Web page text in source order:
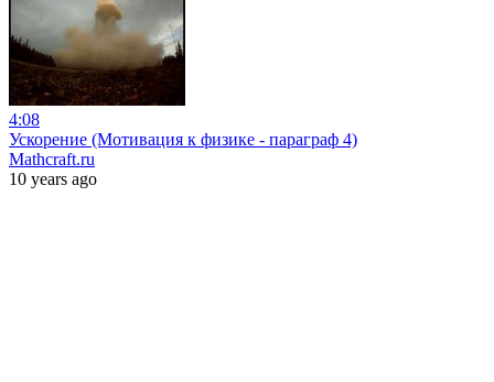
4:08
Ускорение (Мотивация к физике - параграф 4)
Mathcraft.ru
10 years ago